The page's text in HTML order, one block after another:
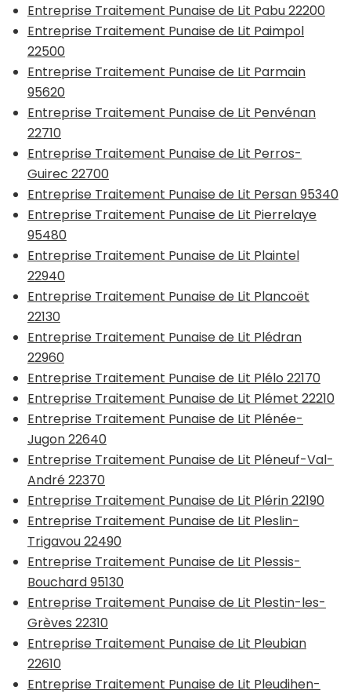
Entreprise Traitement Punaise de Lit Pabu 22200
Entreprise Traitement Punaise de Lit Paimpol
22500
Entreprise Traitement Punaise de Lit Parmain
95620
Entreprise Traitement Punaise de Lit Penvénan
22710
Entreprise Traitement Punaise de Lit Perros-
Guirec 22700
Entreprise Traitement Punaise de Lit Persan 95340
Entreprise Traitement Punaise de Lit Pierrelaye
95480
Entreprise Traitement Punaise de Lit Plaintel
22940
Entreprise Traitement Punaise de Lit Plancoët
22130
Entreprise Traitement Punaise de Lit Plédran
22960
Entreprise Traitement Punaise de Lit Plélo 22170
Entreprise Traitement Punaise de Lit Plémet 22210
Entreprise Traitement Punaise de Lit Plénée-
Jugon 22640
Entreprise Traitement Punaise de Lit Pléneuf-Val-
André 22370
Entreprise Traitement Punaise de Lit Plérin 22190
Entreprise Traitement Punaise de Lit Pleslin-
Trigavou 22490
Entreprise Traitement Punaise de Lit Plessis-
Bouchard 95130
Entreprise Traitement Punaise de Lit Plestin-les-
Grèves 22310
Entreprise Traitement Punaise de Lit Pleubian
22610
Entreprise Traitement Punaise de Lit Pleudihen-